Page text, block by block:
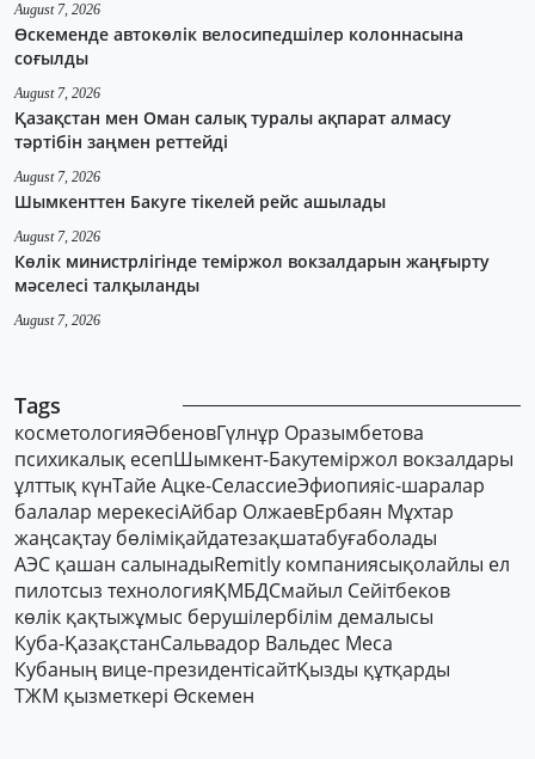
August 7, 2026
Өскеменде автокөлік велосипедшілер колоннасына
соғылды
August 7, 2026
Қазақстан мен Оман салық туралы ақпарат алмасу
тәртібін заңмен реттейді
August 7, 2026
Шымкенттен Бакуге тікелей рейс ашылады
August 7, 2026
Көлік министрлігінде теміржол вокзалдарын жаңғырту
мәселесі талқыланды
August 7, 2026
Tags
косметологияӘбеновГүлнұр Оразымбетова
психикалық есепШымкент-Бакутеміржол вокзалдары
ұлттық күнТайе Ацке-СелассиеЭфиопияіс-шаралар
балалар мерекесіАйбар ОлжаевЕрбаян Мұхтар
жаңсақтау бөліміқайдатезақшатабуғаболады
АЭС қашан салынадыRemitly компаниясықолайлы ел
пилотсыз технологияҚМБДСмайыл Сейітбеков
көлік қақтыжұмыс берушілербілім демалысы
Куба-ҚазақстанСальвадор Вальдес Меса
Кубаның вице-президентісайтҚызды құтқарды
ТЖМ қызметкері Өскемен